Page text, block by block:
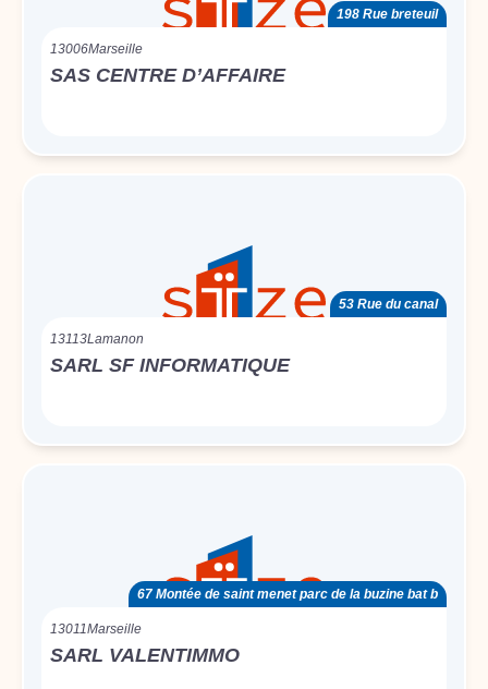
198 Rue breteuil
13006Marseille
SAS CENTRE D’AFFAIRE
53 Rue du canal
13113Lamanon
SARL SF INFORMATIQUE
67 Montée de saint menet parc de la buzine bat b
13011Marseille
SARL VALENTIMMO